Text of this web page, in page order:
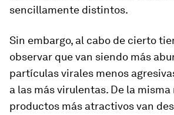
sencillamente distintos.
Sin embargo, al cabo de cierto
observar que van siendo más
partículas virales menos
a las más virulentas. De la
productos más atractivos van